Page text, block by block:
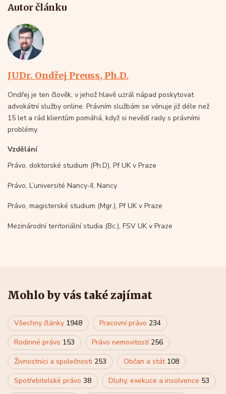
Autor článku
JUDr. Ondřej Preuss, Ph.D.
Ondřej je ten člověk, v jehož hlavě uzrál nápad poskytovat
advokátní služby online. Právním službám se věnuje již déle než
15 let a rád klientům pomáhá, když si nevědí rady s právními
problémy.
Vzdělání
Právo, doktorské studium (Ph.D), Pf UK v Praze
Právo, L’université Nancy-II, Nancy
Právo, magisterské studium (Mgr.), Pf UK v Praze
Mezinárodní teritoriální studia (Bc.), FSV UK v Praze
Mohlo by vás také zajímat
Všechny články 1948 Pracovní právo 234
Rodinné právo 153 Právo nemovitostí 256
Živnostníci a společnosti 253 Občan a stát 108
Spotřebitelské právo 38 Dluhy, exekuce a insolvence 53